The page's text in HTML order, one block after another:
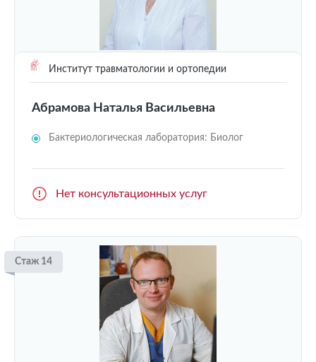
Институт травматологии и ортопедии
Абрамова Наталья Васильевна
Бактериологическая лаборатория: Биолог
Нет консультационных услуг
Стаж 14